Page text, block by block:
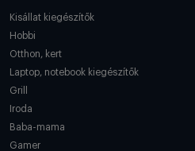
Kisállat kiegészítők
Hobbi
Otthon, kert
Laptop, notebook kiegészítők
Grill
Iroda
Baba-mama
Gamer